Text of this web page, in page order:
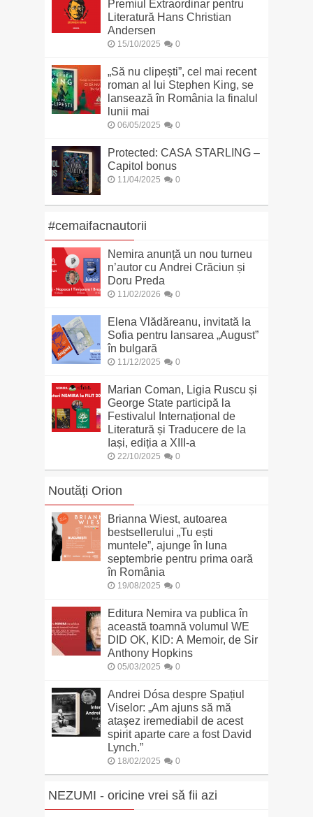
Premiul Extraordinar pentru
Literatură Hans Christian
Andersen
15/10/2025 0
„Să nu clipești”, cel mai recent
roman al lui Stephen King, se
lansează în România la finalul
lunii mai
06/05/2025 0
Protected: CASA STARLING –
Capitol bonus
11/04/2025 0
#cemaifacnautorii
Nemira anunță un nou turneu
n’autor cu Andrei Crăciun și
Doru Preda
11/02/2026 0
Elena Vlădăreanu, invitată la
Sofia pentru lansarea „August”
în bulgară
11/12/2025 0
Marian Coman, Ligia Ruscu și
George State participă la
Festivalul Internațional de
Literatură și Traducere de la
Iași, ediția a XIII-a
22/10/2025 0
Noutăți Orion
Brianna Wiest, autoarea
bestsellerului „Tu ești
muntele”, ajunge în luna
septembrie pentru prima oară
în România
19/08/2025 0
Editura Nemira va publica în
această toamnă volumul WE
DID OK, KID: A Memoir, de Sir
Anthony Hopkins
05/03/2025 0
Andrei Dósa despre Spațiul
Viselor: „Am ajuns să mă
ataşez iremediabil de acest
spirit aparte care a fost David
Lynch.”
18/02/2025 0
NEZUMI - oricine vrei să fii azi